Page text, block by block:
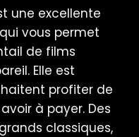
une excellente
vous permet
de films
Elle est
profiter de
à payer. Des
classiques,